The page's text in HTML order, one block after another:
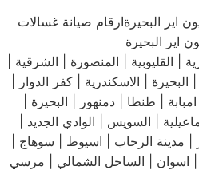
اير البحيرةارقام صيانة غسالات
اير البحيرة
| القليوبية | المنصورة | الشرقية |
| الاسكندرية | كفر الدوار |
| طنطا | دمنهور | البحيرة |
| السويس | الوادي الجديد |
| مدينة الرحاب | اسيوط | سوهاج |
| اسوان | الساحل الشمالي | مرسي